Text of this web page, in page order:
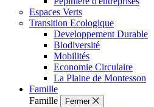
Espaces Verts
Transition Ecologique
Developpement Durable
Biodiversité
Mobilités
Economie Circulaire
La Plaine de Montesson
Famille
Famille
Fermer